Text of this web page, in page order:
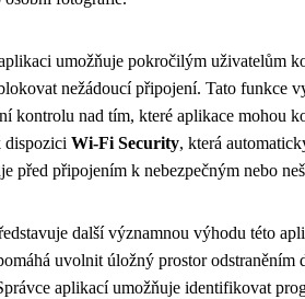
umožňuje pokročilým uživatelům
nežádoucí připojení. Tato funkce
kontrolu nad tím, které aplikace mohou
dispozici Wi-Fi Security, která
před připojením k nebezpečným nebo
další významnou výhodu této
uvolnit úložný prostor odstraněním
aplikací umožňuje identifikovat